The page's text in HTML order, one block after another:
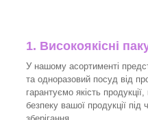
1. Високоякісні
У нашому асортименті
та одноразовий посуд від
гарантуємо якість
безпеку вашої продукції під